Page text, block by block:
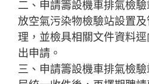
二、申請籌設機車排氣檢
放空氣污染物檢驗站設置
理，並檢具相關文件資料
出申請。
三、申請籌設機車排氣檢